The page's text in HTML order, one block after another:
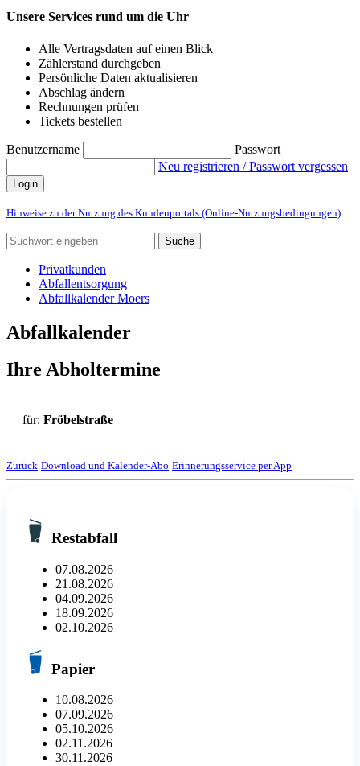
Unsere Services rund um die Uhr
Alle Vertragsdaten auf einen Blick
Zählerstand durchgeben
Persönliche Daten aktualisieren
Abschlag ändern
Rechnungen prüfen
Tickets bestellen
Benutzername
Passwort
Neu registrieren / Passwort vergessen
Login
Hinweise zu der Nutzung des Kundenportals (Online-Nutzungsbedingungen)
Suche
Privatkunden
Abfallentsorgung
Abfallkalender Moers
Abfallkalender
Ihre Abholtermine
für: Fröbelstraße
Zurück Download und Kalender-Abo Erinnerungsservice per App
Restabfall
07.08.2026
21.08.2026
04.09.2026
18.09.2026
02.10.2026
Papier
10.08.2026
07.09.2026
05.10.2026
02.11.2026
30.11.2026